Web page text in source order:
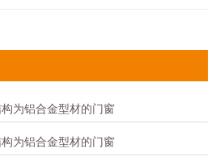
为铝合金型材的门窗
为铝合金型材的门窗